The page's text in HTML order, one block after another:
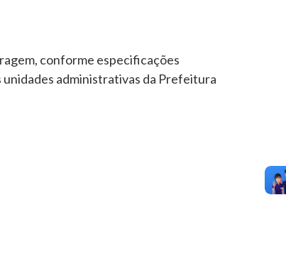
conforme especificações
administrativas da Prefeitura